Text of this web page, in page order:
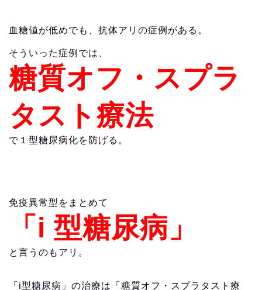
血糖値が低めでも、抗体アリの症例がある。
そういった症例では、
糖質オフ・スプラ
タスト療法
で１型糖尿病化を防げる。
免疫異常型をまとめて
「i 型糖尿病」
と言うのもアリ。
「i型糖尿病」の治療は「糖質オフ・スプラタスト療